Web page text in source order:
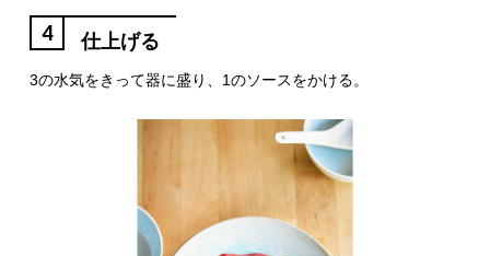
4 仕上げる
3の水気をきって器に盛り、1のソースをかける。